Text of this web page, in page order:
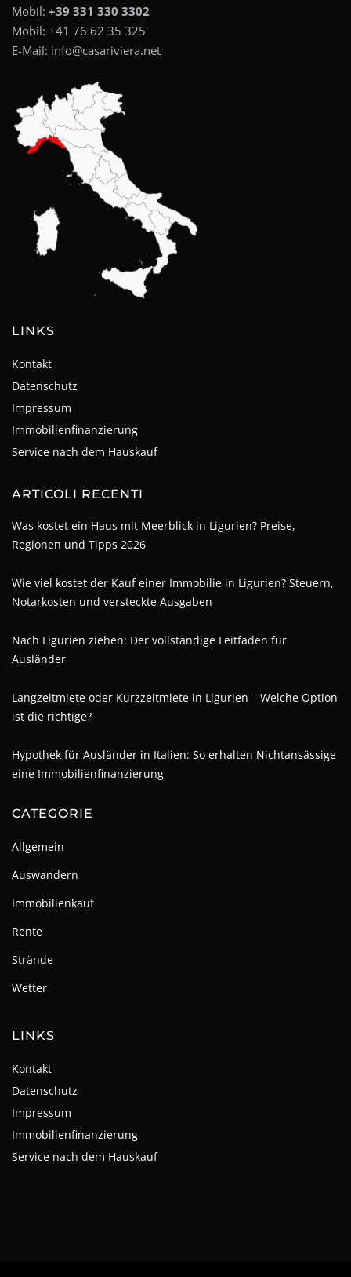
Mobil: +39 331 330 3302
Mobil: +41 76 62 35 325
E-Mail: info@casariviera.net
LINKS
Kontakt
Datenschutz
Impressum
Immobilienfinanzierung
Service nach dem Hauskauf
ARTICOLI RECENTI
Was kostet ein Haus mit Meerblick in Ligurien? Preise,
Regionen und Tipps 2026
Wie viel kostet der Kauf einer Immobilie in Ligurien? Steuern,
Notarkosten und versteckte Ausgaben
Nach Ligurien ziehen: Der vollständige Leitfaden für
Ausländer
Langzeitmiete oder Kurzzeitmiete in Ligurien – Welche Option
ist die richtige?
Hypothek für Ausländer in Italien: So erhalten Nichtansässige
eine Immobilienfinanzierung
CATEGORIE
Allgemein
Auswandern
Immobilienkauf
Rente
Strände
Wetter
LINKS
Kontakt
Datenschutz
Impressum
Immobilienfinanzierung
Service nach dem Hauskauf